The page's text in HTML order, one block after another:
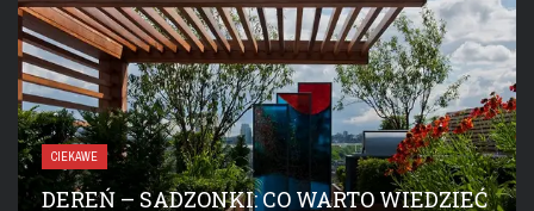
CIEKAWE
DEREŃ – SADZONKI: CO WARTO WIEDZIEĆ